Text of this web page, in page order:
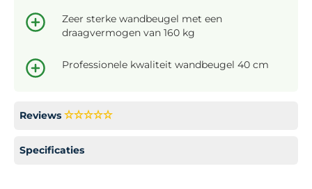
Zeer sterke wandbeugel met een
draagvermogen van 160 kg
Professionele kwaliteit wandbeugel 40 cm
Reviews
Specificaties